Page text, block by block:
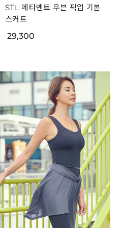
STL 메타벤트 우븐 픽업 기본
스커트
29,300